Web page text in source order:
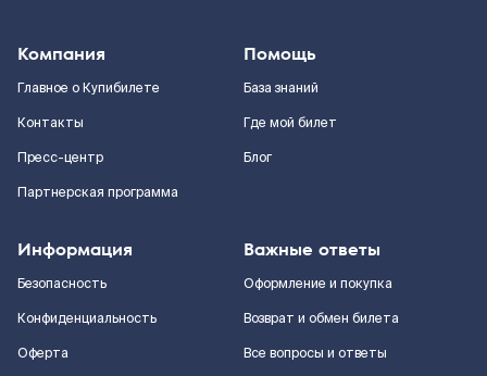
Компания
Главное о Купибилете
Контакты
Пресс-центр
Партнерская программа
Помощь
База знаний
Где мой билет
Блог
Информация
Безопасность
Конфиденциальность
Оферта
Важные ответы
Оформление и покупка
Возврат и обмен билета
Все вопросы и ответы